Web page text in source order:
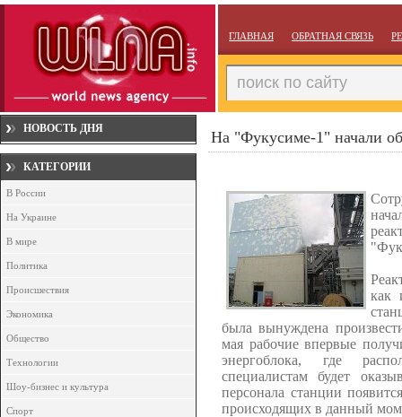
ГЛАВНАЯ ОБРАТНАЯ СВЯЗЬ
НОВОСТЬ ДНЯ
КАТЕГОРИИ
В России
На Украине
В мире
Политика
Происшествия
Экономика
Общество
Технологии
Шоу-бизнес и культура
Спорт
На "Фукусиме-1" начали
как
была вынуждена
мая рабочие впервые
энергоблока, где
специалистам будет
персонала станции
происходящих в данный